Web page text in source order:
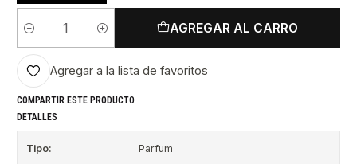
Cantidad
AGREGAR AL CARRO
Agregar a la lista de favoritos
COMPARTIR ESTE PRODUCTO
DETALLES
Tipo: Parfum